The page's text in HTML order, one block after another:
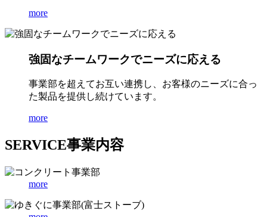
more
強固なチームワークでニーズに応える
事業部を超えてお互い連携し、お客様のニーズに合っ
た製品を提供し続けています。
more
SERVICE事業内容
more